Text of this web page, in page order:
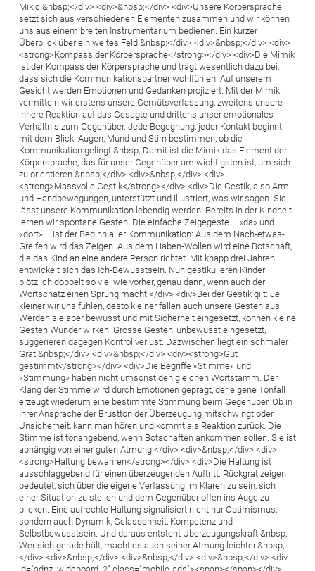
Mikic.&nbsp;</div> <div>&nbsp;</div> <div>Unsere Körpersprache
setzt sich aus verschiedenen Elementen zusammen und wir können
uns aus einem breiten Instrumentarium bedienen. Ein kurzer
Überblick über ein weites Feld:&nbsp;</div> <div>&nbsp;</div> <div>
<strong>Kompass der Körpersprache</strong></div> <div>Die Mimik
ist der Kompass der Körpersprache und trägt wesentlich dazu bei,
dass sich die Kommunikationspartner wohlfühlen. Auf unserem
Gesicht werden Emotionen und Gedanken projiziert. Mit der Mimik
vermitteln wir erstens unsere Gemütsverfassung, zweitens unsere
innere Reaktion auf das Gesagte und drittens unser emotionales
Verhältnis zum Gegenüber. Jede Begegnung, jeder Kontakt beginnt
mit dem Blick. Augen, Mund und Stirn bestimmen, ob die
Kommunikation gelingt.&nbsp; Damit ist die Mimik das Element der
Körpersprache, das für unser Gegenüber am wichtigsten ist, um sich
zu orientieren.&nbsp;</div> <div>&nbsp;</div> <div>
<strong>Massvolle Gestik</strong></div> <div>Die Gestik, also Arm-
und Handbewegungen, unterstützt und illustriert, was wir sagen. Sie
lässt unsere Kommunikation lebendig werden. Bereits in der Kindheit
lernen wir spontane Gesten. Die einfache Zeigegeste – «da» und
«dort» – ist der Beginn aller Kommunikation: Aus dem Nach-etwas-
Greifen wird das Zeigen. Aus dem Haben-Wollen wird eine Botschaft,
die das Kind an eine andere Person richtet. Mit knapp drei Jahren
entwickelt sich das Ich-Bewusstsein. Nun gestikulieren Kinder
plötzlich doppelt so viel wie vorher, genau dann, wenn auch der
Wortschatz einen Sprung macht.</div> <div>Bei der Gestik gilt: Je
kleiner wir uns fühlen, desto kleiner fallen auch unsere Gesten aus.
Werden sie aber bewusst und mit Sicherheit eingesetzt, können kleine
Gesten Wunder wirken. Grosse Gesten, unbewusst eingesetzt,
suggerieren dagegen Kontrollverlust. Dazwischen liegt ein schmaler
Grat.&nbsp;</div> <div>&nbsp;</div> <div><strong>Gut
gestimmt</strong></div> <div>Die Begriffe «Stimme» und
«Stimmung» haben nicht umsonst den gleichen Wortstamm. Der
Klang der Stimme wird durch Emotionen geprägt, der eigene Tonfall
erzeugt wiederum eine bestimmte Stimmung beim Gegenüber. Ob in
Ihrer Ansprache der Brustton der Überzeugung mitschwingt oder
Unsicherheit, kann man hören und kommt als Reaktion zurück. Die
Stimme ist tonangebend, wenn Botschaften ankommen sollen. Sie ist
abhängig von einer guten Atmung.</div> <div>&nbsp;</div> <div>
<strong>Haltung bewahren</strong></div> <div>Die Haltung ist
ausschlaggebend für einen überzeugenden Auftritt. Rückgrat zeigen
bedeutet, sich über die eigene Verfassung im Klaren zu sein, sich
einer Situation zu stellen und dem Gegenüber offen ins Auge zu
blicken. Eine aufrechte Haltung signalisiert nicht nur Optimismus,
sondern auch Dynamik, Gelassenheit, Kompetenz und
Selbstbewusstsein. Und daraus entsteht Überzeugungskraft.&nbsp;
Wer sich gerade hält, macht es auch seiner Atmung leichter.&nbsp;
</div> <div>&nbsp;</div> <div>&nbsp;</div> <div>&nbsp;</div> <div